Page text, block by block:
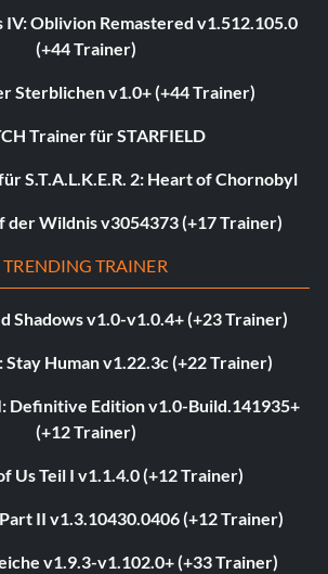
IV: Oblivion Remastered v1.512.105.0
(+44 Trainer)
Sterblichen v1.0+ (+44 Trainer)
Trainer für STARFIELD
S.T.A.L.K.E.R. 2: Heart of Chornobyl
der Wildnis v3054373 (+17 Trainer)
TRENDING TRAINER
Shadows v1.0-v1.0.4+ (+23 Trainer)
Stay Human v1.22.3c (+22 Trainer)
Definitive Edition v1.0-Build.141935+
(+12 Trainer)
Us Teil I v1.1.4.0 (+12 Trainer)
II v1.3.10430.0406 (+12 Trainer)
v1.9.3-v1.102.0+ (+33 Trainer)